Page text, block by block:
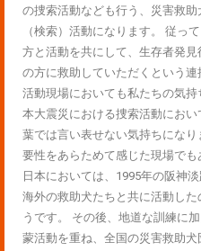
の捜索活動なども行う、災害救
（検索）活動になります。 従っ
方と活動を共にして、生存者発
の方に救助していただくという
活動現場においても私たちの気
本大震災における捜索活動にお
葉では言い表せない気持ちにな
要性をあらためて感じた現場でも
日本においては、1995年の阪神
海外の救助犬たちと共に活動し
うです。 その後、地道な訓練に
蒙活動を重ね、全国の災害救助